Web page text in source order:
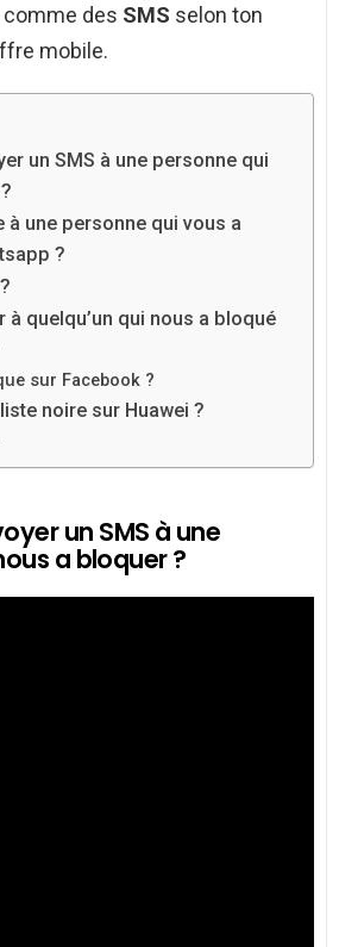
comme des SMS selon ton
mobile.
un SMS à une personne qui
à une personne qui vous a
?
à quelqu’un qui nous a bloqué
sur Facebook ?
noire sur Huawei ?
un SMS à une
a bloquer ?